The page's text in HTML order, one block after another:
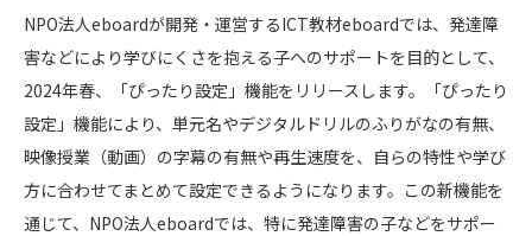
NPO法人eboardが開発・運営するICT教材eboardでは、発達障
害などにより学びにくさを抱える子へのサポートを目的として、
2024年春、「ぴったり設定」機能をリリースします。「ぴったり
設定」機能により、単元名やデジタルドリルのふりがなの有無、
映像授業（動画）の字幕の有無や再生速度を、自らの特性や学び
方に合わせてまとめて設定できるようになります。この新機能を
通じて、NPO法人eboardでは、特に発達障害の子などをサポー